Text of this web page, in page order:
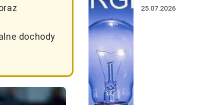
dochody
25.07.2026